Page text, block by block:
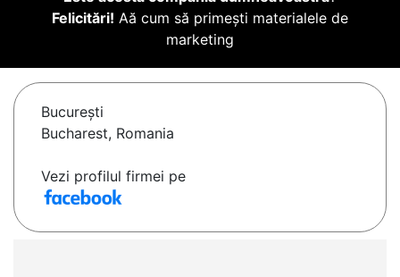
Felicitări! Aă cum să primești materialele de
marketing
Bucureşti
Bucharest, Romania
Vezi profilul firmei pe